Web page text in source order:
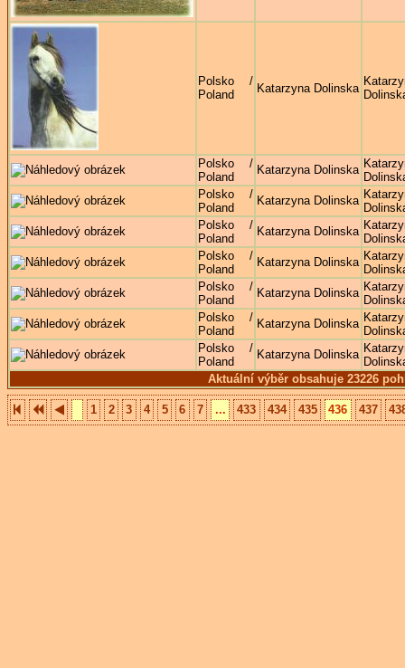
Aktuální výběr obsahuje 23226
Polsko /
Poland
Katarzyna Dolinska
Polsko /
Poland
Katarzyna Dolinska
Polsko /
Poland
Katarzyna Dolinska
Polsko /
Poland
Katarzyna Dolinska
Polsko /
Poland
Katarzyna Dolinska
Polsko /
Poland
Katarzyna Dolinska
Polsko /
Poland
Katarzyna Dolinska
Polsko /
Poland
Katarzyna Dolinska
1 2 3 4 5 6 7 ... 433 434 435 436 437